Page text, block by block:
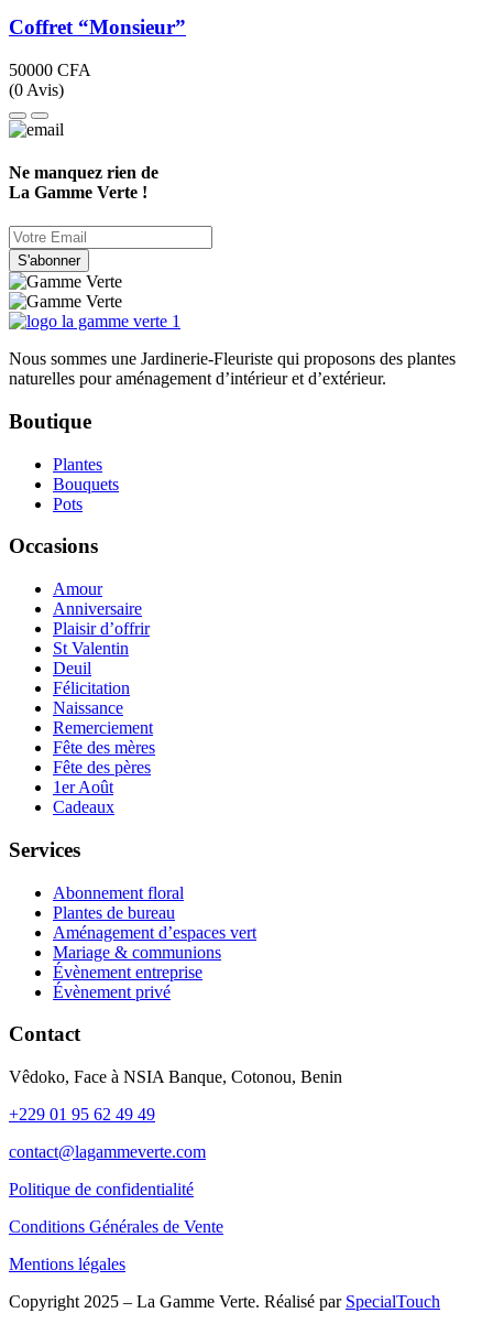
Coffret “Monsieur”
50000 CFA
(0 Avis)
Ne manquez rien de
La Gamme Verte !
S'abonner
Nous sommes une Jardinerie-Fleuriste qui proposons des plantes
naturelles pour aménagement d’intérieur et d’extérieur.
Boutique
Plantes
Bouquets
Pots
Occasions
Amour
Anniversaire
Plaisir d’offrir
St Valentin
Deuil
Félicitation
Naissance
Remerciement
Fête des mères
Fête des pères
1er Août
Cadeaux
Services
Abonnement floral
Plantes de bureau
Aménagement d’espaces vert
Mariage & communions
Évènement entreprise
Évènement privé
Contact
Vêdoko, Face à NSIA Banque, Cotonou, Benin
+229 01 95 62 49 49
contact@lagammeverte.com
Politique de confidentialité
Conditions Générales de Vente
Mentions légales
Copyright 2025 – La Gamme Verte. Réalisé par SpecialTouch